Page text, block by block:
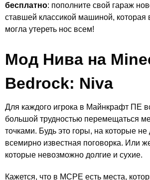
бесплатно: пополните свой гараж
ставшей классикой машиной, которая
могла утереть нос всем!
Мод Нива на
Bedrock: Niva
Для каждого игрока в Майнкрафт ПЕ
большой трудностью перемещаться
точками. Будь это горы, на которые не
всемирно известная поговорка. Или
которые невозможно долгие и сухие.
Кажется, что в MCPE есть места,